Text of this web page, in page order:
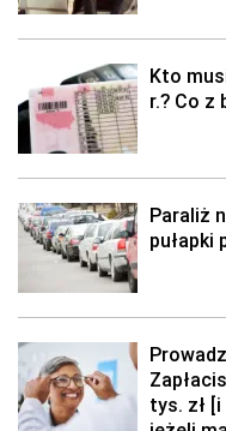
Kto
r.? Co z
Paraliż
pułapki
tys. zł